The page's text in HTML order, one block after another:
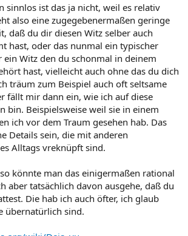
sinnlos ist das ja nicht, weil es relativ
also eine zugegebenermaßen geringe
daß du dir diesen Witz selber auch
hast, oder das nunmal ein typischer
ein Witz den du schonmal in deinem
hast, vielleicht auch ohne das du dich
träum zum Beispiel auch oft seltsame
fällt mir dann ein, wie ich auf diese
bin. Beispielsweise weil sie in einem
ich vor dem Traum gesehen hab. Das
Details sein, die mit anderen
Alltags vreknüpft sind.
könnte man das einigermaßen rational
aber tatsächlich davon ausgehe, daß du
Die hab ich auch öfter, ich glaub
übernatürlich sind.